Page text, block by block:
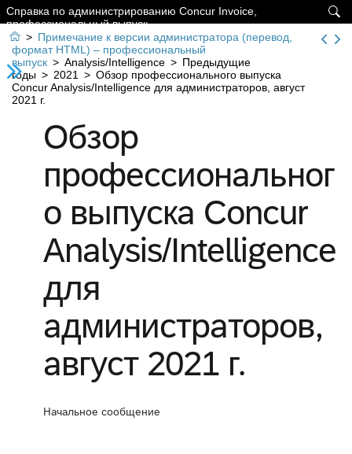

Справка по администрированию Concur Invoice,
профессиональный выпуск
 > Примечание к версии администратора (перевод,
формат HTML) – профессиональный
выпуск > Analysis/Intelligence > Предыдущие
годы > 2021 > Обзор профессионального выпуска
Concur Analysis/Intelligence для администраторов, август
2021 г.
Обзор
профессиональног
о выпуска Concur
Analysis/Intelligence
для
администраторов,
август 2021 г.
Начальное сообщение